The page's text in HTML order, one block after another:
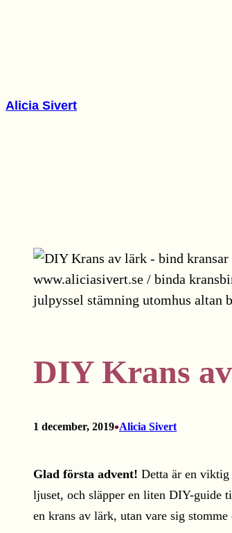
Alicia Sivert
DIY Krans
1 december, 2019•Alicia Sivert
Glad första advent! Detta är en viktig
ljuset, och släpper en liten DIY-guide
en krans av lärk, utan vare sig